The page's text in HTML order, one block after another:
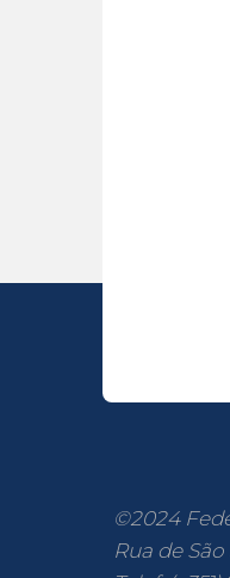
©2024
Rua de